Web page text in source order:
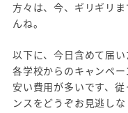
方々は、今、ギリギリ
んね。
以下に、今日含めて届
各学校からのキャンペ
安い費用が多いです、
ンスをどうぞお見逃しな